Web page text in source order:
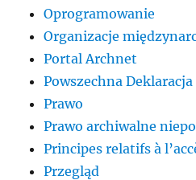
Oprogramowanie
Organizacje
Portal Archnet
Powszechna
Prawo
Prawo archiwalne
Principes relatifs à
Przegląd